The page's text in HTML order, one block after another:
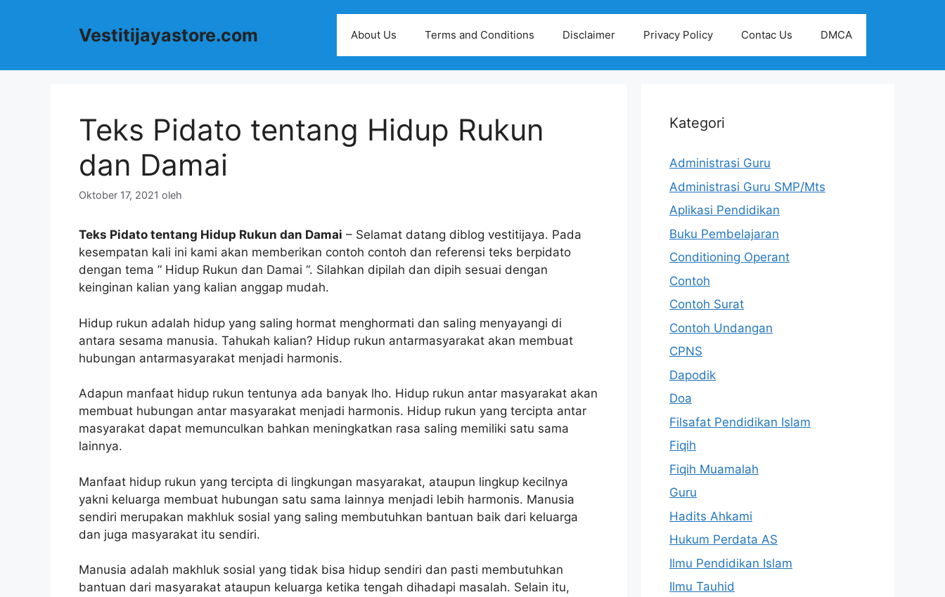
Vestitijayastore.com About Us Terms and Conditions Disclaimer Privacy Policy Contac Us DMCA
Teks Pidato tentang Hidup Rukun
dan Damai
Oktober 17, 2021 oleh
Teks Pidato tentang Hidup Rukun dan Damai – Selamat datang diblog vestitijaya. Pada
kesempatan kali ini kami akan memberikan contoh contoh dan referensi teks berpidato
dengan tema ” Hidup Rukun dan Damai “. Silahkan dipilah dan dipih sesuai dengan
keinginan kalian yang kalian anggap mudah.
Hidup rukun adalah hidup yang saling hormat menghormati dan saling menyayangi di
antara sesama manusia. Tahukah kalian? Hidup rukun antarmasyarakat akan membuat
hubungan antarmasyarakat menjadi harmonis.
Adapun manfaat hidup rukun tentunya ada banyak lho. Hidup rukun antar masyarakat akan
membuat hubungan antar masyarakat menjadi harmonis. Hidup rukun yang tercipta antar
masyarakat dapat memunculkan bahkan meningkatkan rasa saling memiliki satu sama
lainnya.
Manfaat hidup rukun yang tercipta di lingkungan masyarakat, ataupun lingkup kecilnya
yakni keluarga membuat hubungan satu sama lainnya menjadi lebih harmonis. Manusia
sendiri merupakan makhluk sosial yang saling membutuhkan bantuan baik dari keluarga
dan juga masyarakat itu sendiri.
Manusia adalah makhluk sosial yang tidak bisa hidup sendiri dan pasti membutuhkan
bantuan dari masyarakat ataupun keluarga ketika tengah dihadapi masalah. Selain itu,
Kategori
Administrasi Guru
Administrasi Guru SMP/Mts
Aplikasi Pendidikan
Buku Pembelajaran
Conditioning Operant
Contoh
Contoh Surat
Contoh Undangan
CPNS
Dapodik
Doa
Filsafat Pendidikan Islam
Fiqih
Fiqih Muamalah
Guru
Hadits Ahkami
Hukum Perdata AS
Ilmu Pendidikan Islam
Ilmu Tauhid